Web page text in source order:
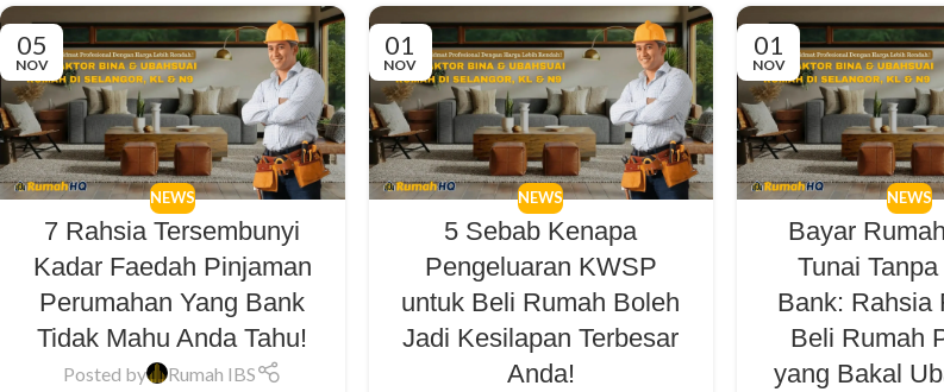
05
NOV
NEWS
7 Rahsia Tersembunyi
Kadar Faedah Pinjaman
Perumahan Yang Bank
Tidak Mahu Anda Tahu!
Posted by
Rumah IBS
01
NOV
NEWS
5 Sebab Kenapa
Pengeluaran KWSP
untuk Beli Rumah Boleh
Jadi Kesilapan Terbesar
Anda!
01
NOV
NEWS
Bayar
Tunai
Bank: Rahsia
Beli Rumah
yang Bakal